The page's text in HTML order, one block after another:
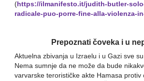
( https://ilmanifesto.it/judith-butler-
radicale-puo-porre-fine-alla-violenza-
Prepoznati čoveka i u
Aktuelna zbivanja u Izraelu i u Gazi sve
Nema sumnje da ne može da bude
varvarske terorističke akte Hamasa protiv